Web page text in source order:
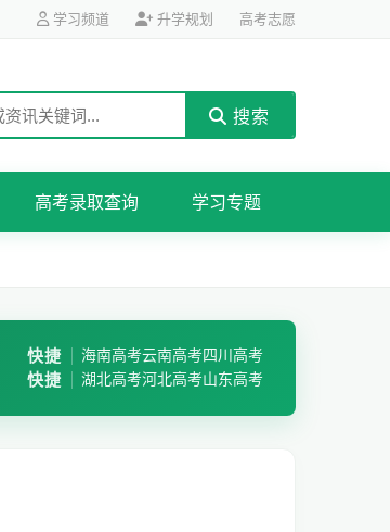
学习频道 升学规划 高考志愿
搜索
高考录取查询 学习专题
快捷 海南高考云南高考四川高考
快捷 湖北高考河北高考山东高考